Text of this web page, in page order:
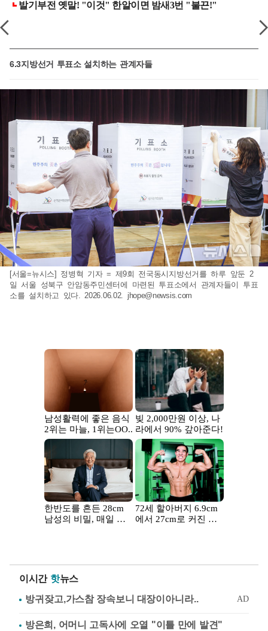
6.3지방선거 투표소 설치하는 관계자들
[서울=뉴시스] 정병혁 기자 = 제9회 전국동시지방선거를 하루 앞둔 2
일 서울 성북구 안암동주민센터에 마련된 투표소에서 관계자들이 투표
소를 설치하고 있다. 2026.06.02. jhope@newsis.com
이시간 핫뉴스
방은희, 어머니 고독사에 오열 "이틀 만에 발견"